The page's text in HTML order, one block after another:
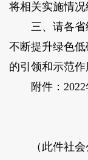
将相关实施情况
三、请各省
不断提升绿色
的引领和示范作
附件：2022
（此件社会